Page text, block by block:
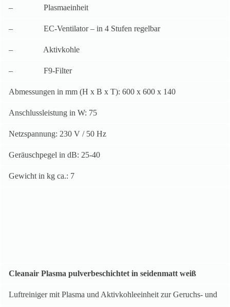
– Plasmaeinheit
– EC-Ventilator – in 4 Stufen regelbar
– Aktivkohle
– F9-Filter
Abmessungen in mm (H x B x T): 600 x 600 x 140
Anschlussleistung in W: 75
Netzspannung: 230 V / 50 Hz
Geräuschpegel in dB: 25-40
Gewicht in kg ca.: 7
Cleanair Plasma pulverbeschichtet in seidenmatt weiß
Luftreiniger mit Plasma und Aktivkohleeinheit zur Geruchs- und